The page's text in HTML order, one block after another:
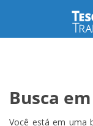
Busca
Você está em uma